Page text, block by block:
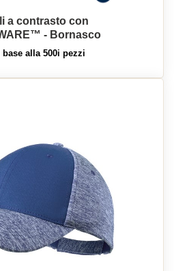
a contrasto con
- Bornasco
alla 500i pezzi